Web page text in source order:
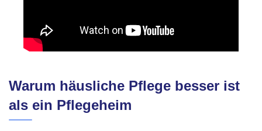
Warum häusliche Pflege besser ist
als ein Pflegeheim